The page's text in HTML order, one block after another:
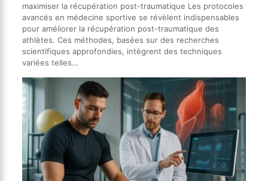
maximiser la récupération post-traumatique Les protocoles
avancés en médecine sportive se révèlent indispensables
pour améliorer la récupération post-traumatique des
athlètes. Ces méthodes, basées sur des recherches
scientifiques approfondies, intègrent des techniques
variées telles…